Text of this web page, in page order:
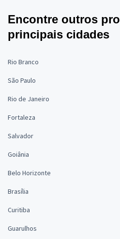
Encontre outros
principais cidades
Rio Branco
São Paulo
Rio de Janeiro
Fortaleza
Salvador
Goiânia
Belo Horizonte
Brasília
Curitiba
Guarulhos